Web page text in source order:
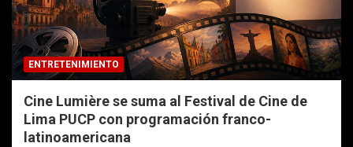
ENTRETENIMIENTO
Cine Lumière se suma al Festival de Cine de
Lima PUCP con programación franco-
latinoamericana